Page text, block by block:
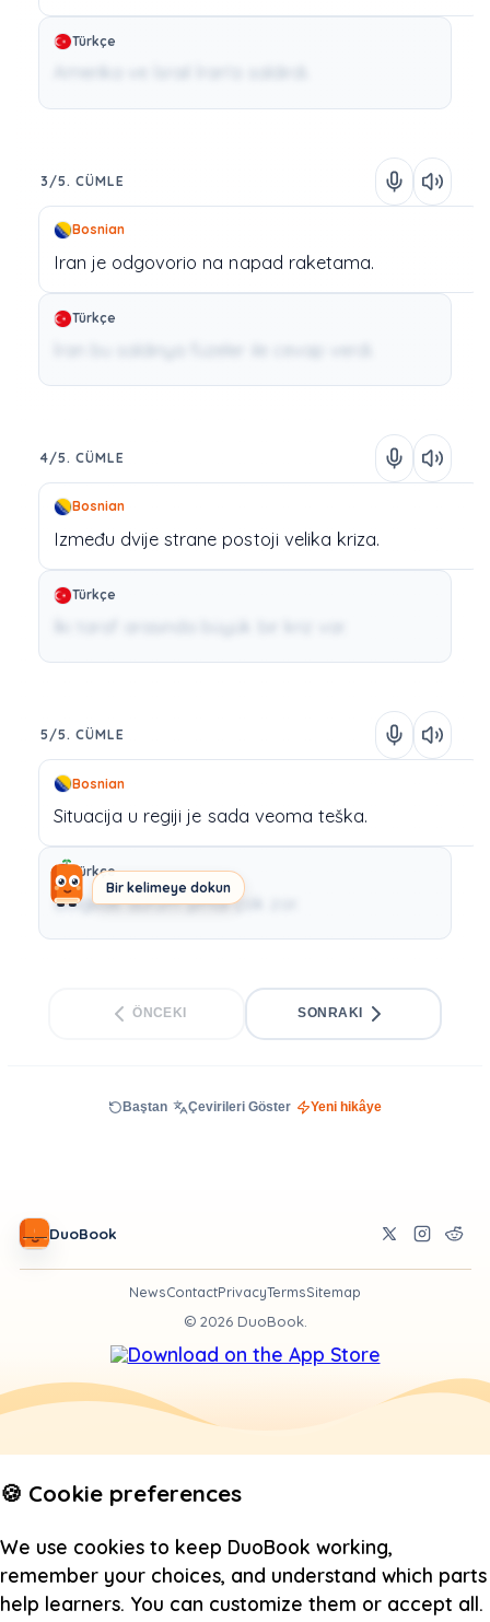
Bir kelimeye dokun
Türkçe
3/5. CÜMLE
Bosnian
Iran je odgovorio na napad raketama.
Türkçe
İran bu saldırıya füzeler ile cevap verdi.
4/5. CÜMLE
Bosnian
Između dvije strane postoji velika kriza.
Türkçe
5/5. CÜMLE
Bosnian
Situacija u regiji je sada veoma teška.
Türkçe
Bölgede durum şimdi çok zor.
ÖNCEKI SONRAKI
Baştan Çevirileri Göster Yeni hikâye
DuoBook
NewsContactPrivacyTermsSitemap
© 2026DuoBook.
🍪 Cookie preferences
We use cookies to keep DuoBook working,
remember your choices, and understand which parts
help learners. You can customize them or accept all.